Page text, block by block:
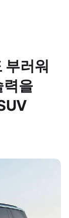
러워
력을